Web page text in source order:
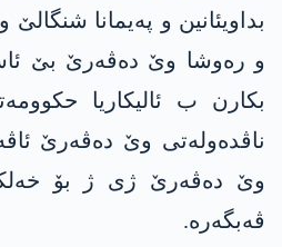
بداویئانین و په‌یمانا
و رەوشا وێ دەڤەرێ بێ
بکارن ب ئالیکاریا
ناڤدەولەتی وێ دەڤەرێ
وێ دەڤەرێ ژی ژ بۆ
ڤەبگەرە.